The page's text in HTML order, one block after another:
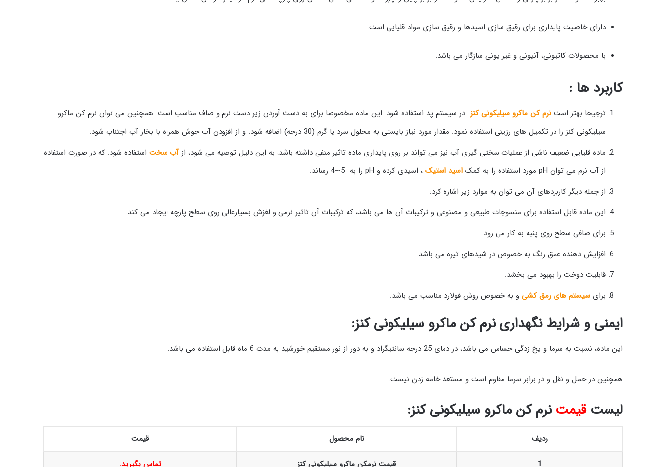
دارای خاصیت پایداری برای رقیق سازی اسیدها و رقیق سازی مواد قلیایی است.
با محصولات کاتیونی، آنیونی و غیر یونی سازگار می باشد.
کاربرد ها :
ترجیحا بهتر است نرم کن ماکرو سیلیکونی کنز در سیستم پد استفاده شود. این ماده مخصوصا برای به دست آوردن زیر دست نرم و صاف مناسب است. همچنین می توان نرم کن ماکرو
سیلیکونی کنز را در تکمیل های رزینی استفاده نمود. مقدار مورد نیاز بایستی به محلول سرد یا گرم (30 درجه) اضافه شود. و از افزودن آب جوش همراه با بخار آب اجتناب شود.
ماده قلیایی ضعیف ناشی از عملیات سختی گیری آب نیز می تواند بر روی پایداری ماده تاثیر منفی داشته باشد، به این دلیل توصیه می شود، ازآب سخت استفاده شود. که در صورت استفاده
از آب نرم می توان pH مورد استفاده را به کمک
اسید استیک ، اسیدی کرده و pH را به 5∼4 رساند.
از جمله دیگر کاربردهای آن می توان به موارد زیر اشاره کرد:
این ماده قابل استفاده برای منسوجات طبیعی و مصنوعی و ترکیبات آن ها می باشد، که ترکیبات آن تاثیر نرمی و لغزش بسیارعالی روی سطح پارچه ایجاد می کند.
برای صافی سطح روی پنبه به کار می رود.
افزایش دهنده عمق رنگ به خصوص در شیدهای تیره می باشد.
قابلیت دوخت را بهبود می بخشد.
برای سیستم های رمق کشی و به خصوص روش فولارد مناسب می باشد.
ایمنی و شرایط نگهداری نرم کن ماکرو سیلیکونی کنز:
این ماده، نسبت به سرما و یخ زدگی حساس می باشد، در دمای 25 درجه سانتیگراد و به دور از نور مستقیم خورشید به مدت 6 ماه قابل استفاده می باشد.
همچنین در حمل و نقل و در برابر سرما مقاوم است و مستعد خامه زدن نیست.
لیستقیمت نرم کن ماکرو سیلیکونی کنز:
ردیف نام محصول قیمت
1 قیمت نرمکن ماکرو سیلیکونی کنز تماس بگیرید.